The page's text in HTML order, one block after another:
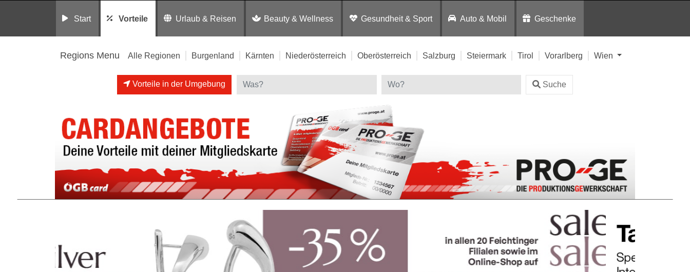
Start Vorteile Urlaub & Reisen Beauty & Wellness Gesundheit & Sport Auto & Mobil Geschenke
Regions Menu Alle Regionen Burgenland Kärnten Niederösterreich Oberösterreich Salzburg Steiermark Tirol Vorarlberg Wien
Vorteile in der Umgebung Suche